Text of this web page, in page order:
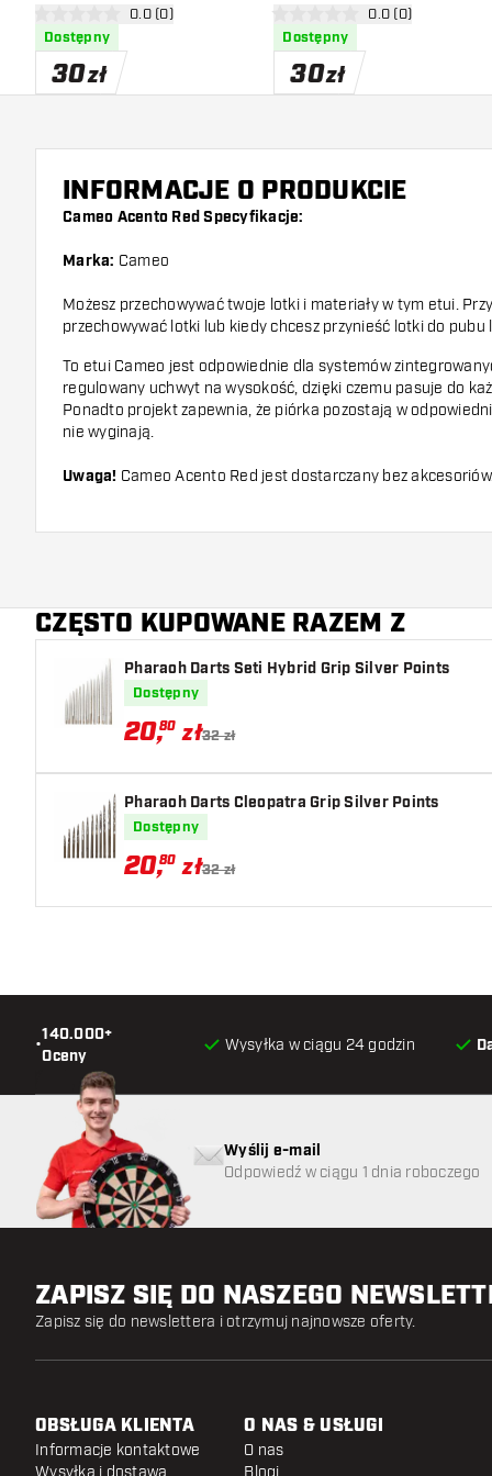
otwórz panel recenzji
0 gwiazdki oceny0.0 (0)
Dostępny
30zł
otwórz panel
0 gwiazdki oceny0.0 (0)
Dostępny
30zł
INFORMACJE O PRODUKCIE
Cameo Acento Red Specyfikacje:
Marka: Cameo
Możesz przechowywać twoje lotki i materiały w tym etui.
przechowywać lotki lub kiedy chcesz przynieść lotki do pubu
To etui Cameo jest odpowiednie dla systemów
regulowany uchwyt na wysokość, dzięki czemu pasuje do
Ponadto projekt zapewnia, że piórka pozostają w
nie wyginają.
Uwaga! Cameo Acento Red jest dostarczany bez
CZĘSTO KUPOWANE RAZEM Z
Pharaoh Darts Seti Hybrid Grip Silver Points
Dostępny
20,80 zł32 zł
Pharaoh Darts Cleopatra Grip Silver Points
Dostępny
20,80 zł32 zł
•
140.000+
Oceny
Wysyłka w ciągu 24 godzin
Wyślij e-mail
Odpowiedź w ciągu 1 dnia roboczego
ZAPISZ SIĘ DO NASZEGO
Zapisz się do newslettera i otrzymuj najnowsze oferty.
OBSŁUGA KLIENTA
Informacje kontaktowe
Wysyłka i dostawa
O NAS & USŁUGI
O nas
Blogi